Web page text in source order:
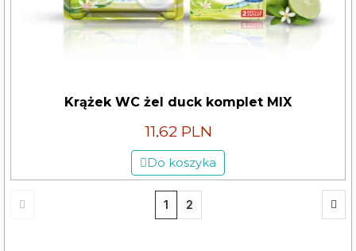
Krążek WC żel duck komplet MIX
11,62 PLN
Do koszyka
1 2